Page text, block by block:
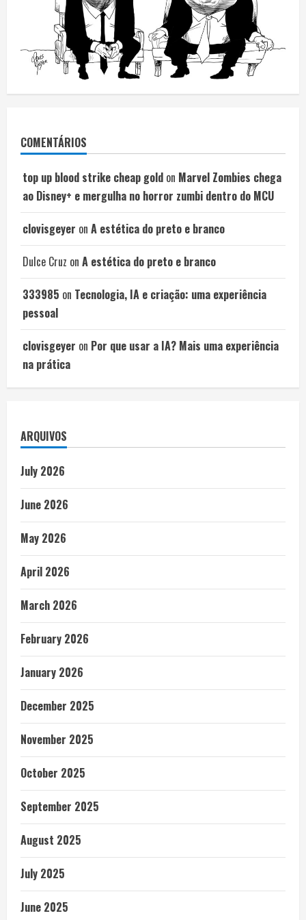
COMENTÁRIOS
top up blood strike cheap gold on Marvel Zombies chega
ao Disney+ e mergulha no horror zumbi dentro do MCU
clovisgeyer on A estética do preto e branco
Dulce Cruz on A estética do preto e branco
333985 on Tecnologia, IA e criação: uma experiência
pessoal
clovisgeyer on Por que usar a IA? Mais uma experiência
na prática
ARQUIVOS
July 2026
June 2026
May 2026
April 2026
March 2026
February 2026
January 2026
December 2025
November 2025
October 2025
September 2025
August 2025
July 2025
June 2025